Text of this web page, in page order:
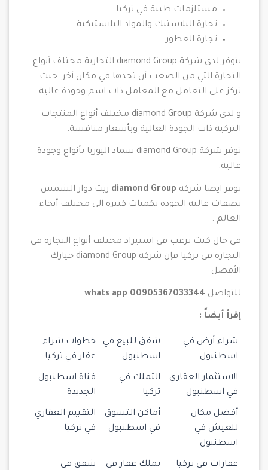
مستلزمات طبية في تركيا
تجارة البلاستيك والمواد البلاستيكية
تجارة العطور
يتوفر لدى شركة diamond Group التجارية مختلف أنواع
التجارة التي من الصعب أن تجدها في مكان أخر .حيث
تركز على التعامل مع المعامل ذات اسم وجودة عالية.
و لدى شركة diamond Group مختلف أنواع المنتجات
التركية ذات الجودة العالية وبأسعار منافسة.
توفر شركة diamond Group سماد اليوريا بأنواع وجودة
عالية.
توفر ايضا شركة diamond Group زيت دوار الشمس
بصفات عالية الجودة بكميات كبيرة الى مختلف أنحاء
العالم .
في حال كنت ترغب في استيراد مختلف أنواع التجارة في
التجارة في تركيا فإن شركة diamond Group خيارك
الأفضل
للتواصل whats app 00905367033344
إقرأ أيضاً :
شراء أرض في
اسطنبول
شقق للبيع في
اسطنبول
خطوات شراء
عقار في تركيا
الاستثمار العقاري
في اسطنبول
التملك في
تركيا
قناة اسطنبول
الجديدة
أفضل مكان
للعيش في
اسطنبول
أماكن التسوق
في اسطنبول
التقييم العقاري
في تركيا
عقارات في تركيا
تملك عقار في
شقق في